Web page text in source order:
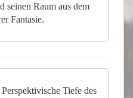
seinen Raum aus dem
Fantasie.
Tiefe des